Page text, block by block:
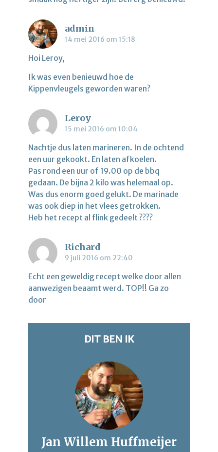
admin
14 mei 2016 om 15:18
Hoi Leroy,
Ik was even benieuwd hoe de
Kippenvleugels geworden waren?
Leroy
15 mei 2016 om 10:04
Nachtje dus laten marineren. In de ochtend
een uur gekookt. En laten afkoelen.
Pas rond een uur of 19.00 op de bbq
gedaan. De bijna 2 kilo was helemaal op.
Was dus enorm goed gelukt. De marinade
was ook diep in het vlees getrokken.
Heb het recept al flink gedeelt ????
Richard
9 juli 2016 om 22:40
Echt een geweldig recept welke door allen
aanwezigen beaamt werd. TOP!! Ga zo
door
DIT BEN IK
Jan Willem Huffmeijer